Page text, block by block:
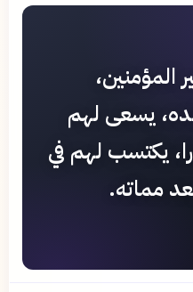
المؤمنين،
يسعى لهم
يكتسب لهم في
مماته.